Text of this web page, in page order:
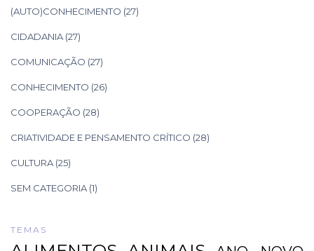
(AUTO)CONHECIMENTO (27)
CIDADANIA (27)
COMUNICAÇÃO (27)
CONHECIMENTO (26)
COOPERAÇÃO (28)
CRIATIVIDADE E PENSAMENTO CRÍTICO (28)
CULTURA (25)
SEM CATEGORIA (1)
TEMAS